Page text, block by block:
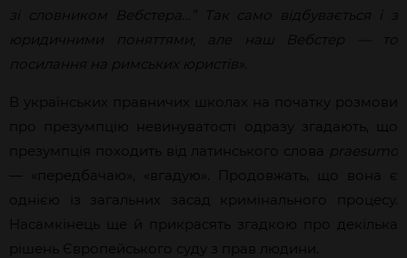
зі словником Вебстера…” Так само відбувається і з
юридичними поняттями, але наш Вебстер — то
посилання на римських юристів».
В українських правничих школах на початку розмови
про презумпцію невинуватості одразу згадають, що
презумпція походить від латинського слова praesumo
— «передбачаю», «вгадую». Продовжать, що вона є
однією із загальних засад кримінального процесу.
Насамкінець ще й прикрасять згадкою про декілька
рішень Європейського суду з прав людини.